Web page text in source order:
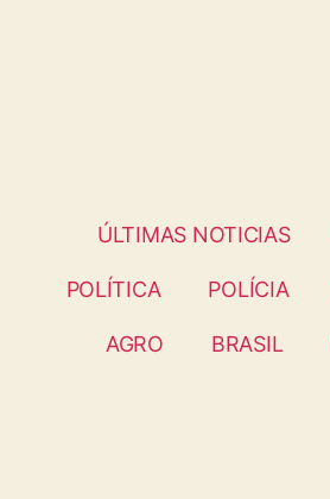
ÚLTIMAS NOTICIAS
POLÍTICA POLÍCIA
AGRO BRASIL